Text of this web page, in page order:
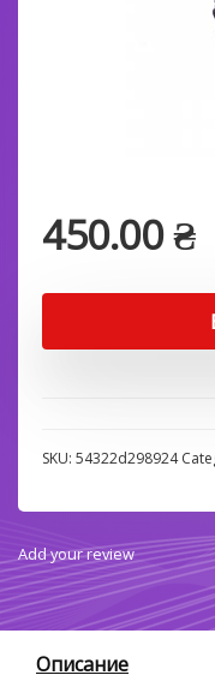
450.00₴
SKU: 54322d298924
Add your review
Описание